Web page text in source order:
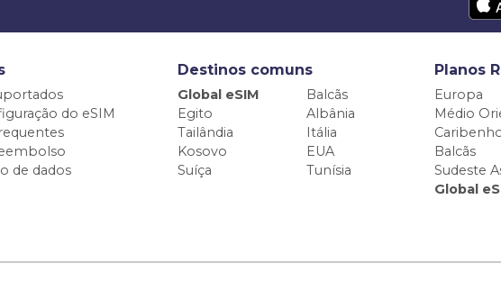
do eSIM
de dados
Destinos comuns
Global eSIM
Balcãs
Egito
Albânia
Tailândia
Itália
Kosovo
EUA
Suíça
Tunísia
Planos
Europa
Médio
Balcãs
Sudeste
Global